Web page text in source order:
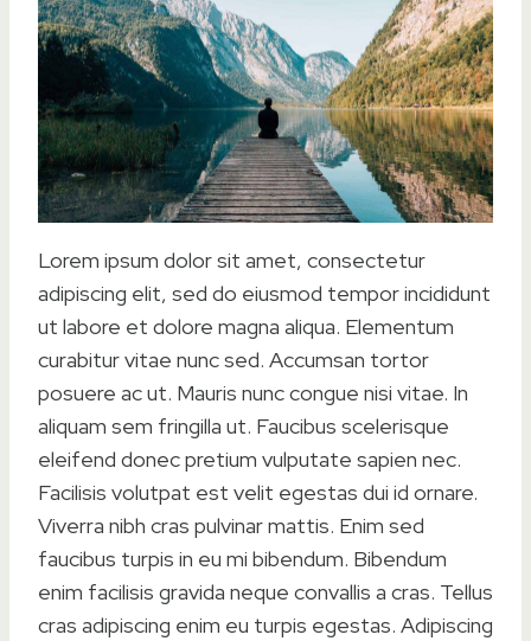
Lorem ipsum dolor sit amet, consectetur
adipiscing elit, sed do eiusmod tempor incididunt
ut labore et dolore magna aliqua. Elementum
curabitur vitae nunc sed. Accumsan tortor
posuere ac ut. Mauris nunc congue nisi vitae. In
aliquam sem fringilla ut. Faucibus scelerisque
eleifend donec pretium vulputate sapien nec.
Facilisis volutpat est velit egestas dui id ornare.
Viverra nibh cras pulvinar mattis. Enim sed
faucibus turpis in eu mi bibendum. Bibendum
enim facilisis gravida neque convallis a cras. Tellus
cras adipiscing enim eu turpis egestas. Adipiscing